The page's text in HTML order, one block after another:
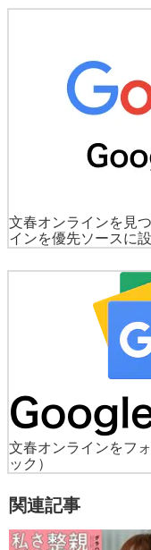
文春オンラインを見
インを優先ソースに設
文春オンラインをフ
ック）
関連記事